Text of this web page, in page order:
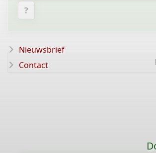
?
Nieuwsbrief
Contact